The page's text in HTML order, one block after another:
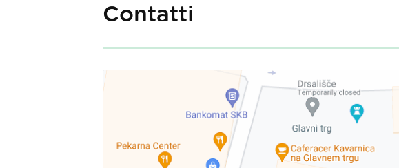
Contatti